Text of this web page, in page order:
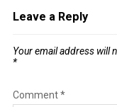
Leave a Reply
Your email address will
*
Comment*